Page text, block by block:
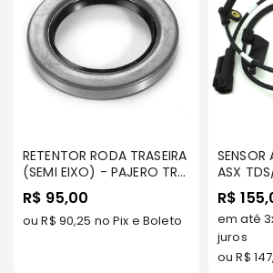
Correias
Filtros
Transmissão
Pajero
Sport
Motor
Suspensão
RETENTOR RODA TRASEIRA
(SEMI EIXO) - PAJERO TR4
TDS MODELOS -
MILTPARTS - MR470930
MT
R$ 95,00
ouR$ 90,25 no Pix e Boleto
SENSOR
ASX
2.0/2.4
(4
MT
R$
em até
juros
ouR$